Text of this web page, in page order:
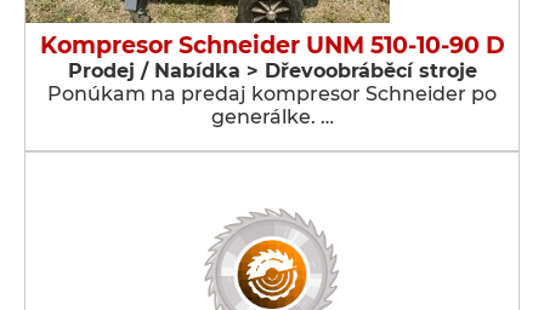
Kompresor Schneider UNM 510-10-90 D
Prodej / Nabídka > Dřevoobráběcí stroje
Ponúkam na predaj kompresor Schneider po
generálke. …